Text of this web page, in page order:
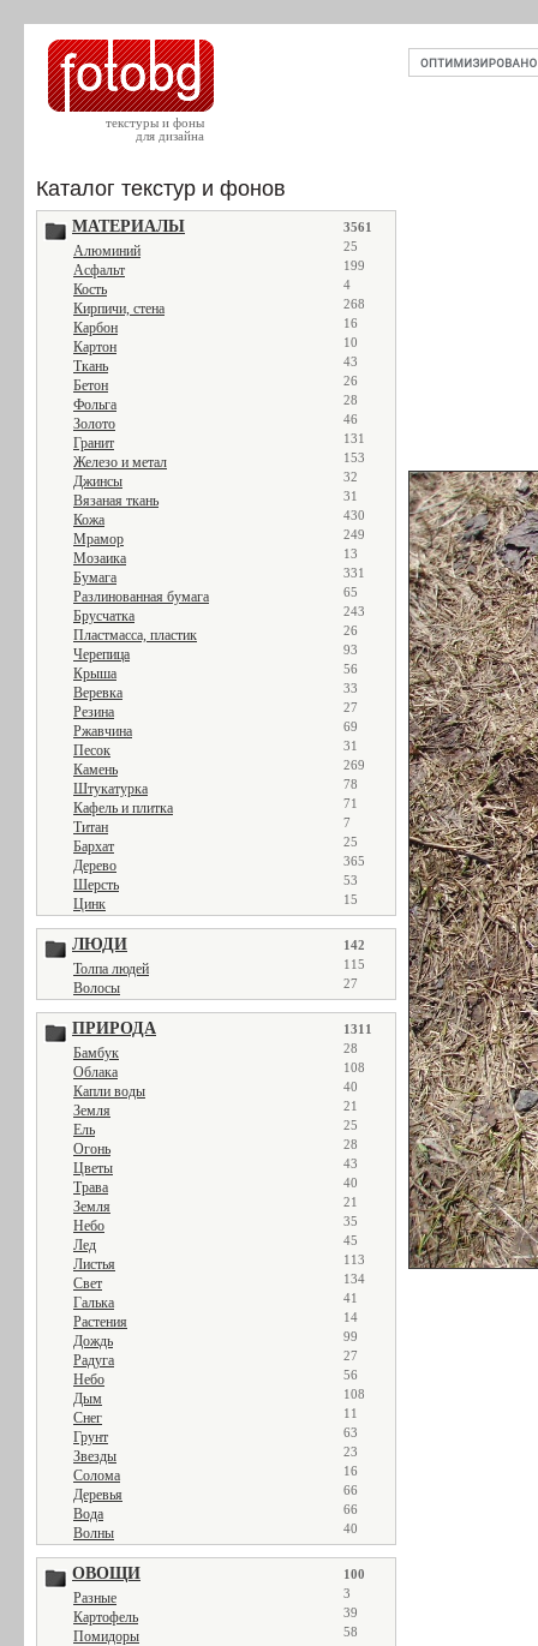
текстуры и фоны
для дизайна
Каталог текстур и фонов
МАТЕРИАЛЫ 3561
Алюминий 25
Асфальт 199
Кость 4
Кирпичи, стена 268
Карбон 16
Картон 10
Ткань 43
Бетон 26
Фольга 28
Золото 46
Гранит 131
Железо и метал 153
Джинсы 32
Вязаная ткань 31
Кожа 430
Мрамор 249
Мозаика 13
Бумага 331
Разлинованная бумага 65
Брусчатка 243
Пластмасса, пластик 26
Черепица 93
Крыша 56
Веревка 33
Резина 27
Ржавчина 69
Песок 31
Камень 269
Штукатурка 78
Кафель и плитка 71
Титан 7
Бархат 25
Дерево 365
Шерсть 53
Цинк 15
ЛЮДИ 142
Толпа людей 115
Волосы 27
ПРИРОДА 1311
Бамбук 28
Облака 108
Капли воды 40
Земля 21
Ель 25
Огонь 28
Цветы 43
Трава 40
Земля 21
Небо 35
Лед 45
Листья 113
Свет 134
Галька 41
Растения 14
Дождь 99
Радуга 27
Небо 56
Дым 108
Снег 11
Грунт 63
Звезды 23
Солома 16
Деревья 66
Вода 66
Волны 40
ОВОЩИ 100
Разные 3
Картофель 39
Помидоры 58